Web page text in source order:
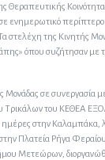
Θεραπευτικής
ενημερωτικό
στελέχη της Κινητής
όπου συζήτησαν με
Μονάδας σε συνεργασία
Τρικάλων του ΚΕΘΕΑ
στην Καλαμπάκα,
Πλατεία Ρήγα
Μετεώρων,